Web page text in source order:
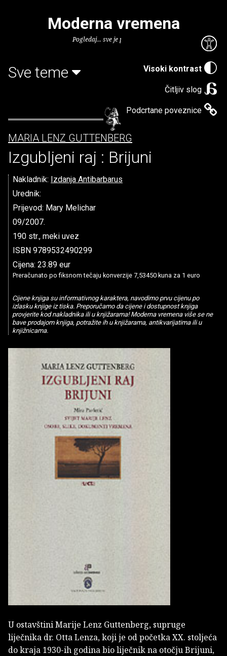
Visoki kontrast
Čitljiv slog
Podcrtane poveznice
Moderna vremena
Pogledaj... sve je puno knjiga.
Sve teme
MARIA LENZ GUTTENBERG
Izgubljeni raj : Brijuni
Nakladnik: Izdanja Antibarbarus
Urednik:
Prijevod: Mary Melichar
09/2007.
190 str., meki uvez
ISBN 9789532490299
Cijena: 23.89 eur
Preračunato po fiksnom tečaju konverzije 7,53450 kuna za 1 euro
Cijene knjiga su informativnog karaktera, navodimo prvu cijenu po
izlasku knjige iz tiska. Preporučamo da cijene i dostupnost knjiga
provjerite kod nakladnika ili u knjižarama! Moderna vremena više se ne
bave prodajom knjiga, potražite ih u knjižarama, antikvarijatima ili u
knjižnicama.
U ostavštini Marije Lenz Guttenberg, supruge
liječnika dr. Otta Lenza, koji je od početka XX. stoljeća
do kraja 1930-ih godina bio liječnik na otočju Brijuni,